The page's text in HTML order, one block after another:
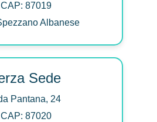
CAP: 87019
Albanese
Sede
Pantana, 24
CAP: 87020